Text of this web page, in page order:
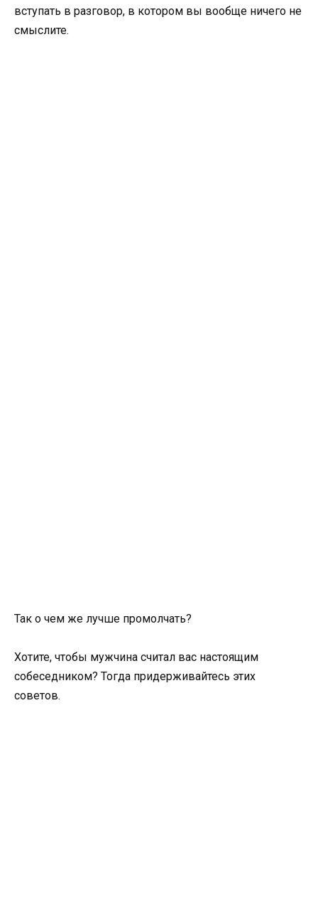
вступать в разговор, в котором вы вообще ничего не
смыслите.
Так о чем же лучше промолчать?
Хотите, чтобы мужчина считал вас настоящим
собеседником? Тогда придерживайтесь этих
советов.